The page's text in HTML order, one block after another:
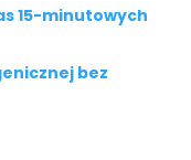
15-minutowych
bez